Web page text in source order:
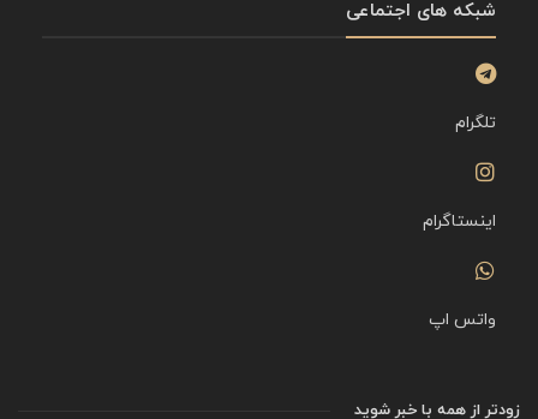
شبکه های اجتماعی
تلگرام
اینستاگرام
واتس اپ
زودتر از همه با خبر شوید